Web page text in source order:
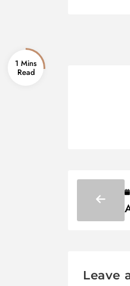
Leave
1 Mins